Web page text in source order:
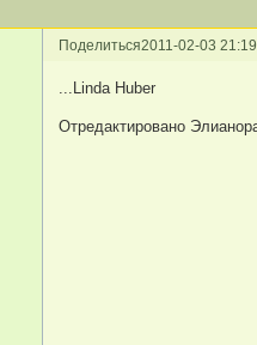
Поделиться2011-02-03
...Linda Huber
Отредактировано